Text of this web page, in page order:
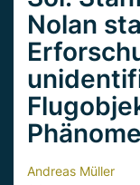
Nolan
Andreas Müller